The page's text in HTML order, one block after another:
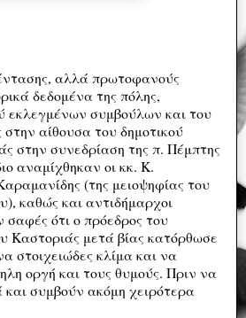
αλλά πρωτοφανούς
δεδομένα της πόλης,
εκλεγμένων συμβούλων και του
αίθουσα του δημοτικού
στην συνεδρίαση της π. Πέμπτης
αναμίχθηκαν οι κκ. Κ.
(της μειοψηφίας του
καθώς και αντιδήμαρχοι
ότι ο πρόεδρος του
Καστοριάς μετά βίας κατόρθωσε
στοιχειώδες κλίμα και να
οργή και τους θυμούς. Πριν να
και συμβούν ακόμη χειρότερα